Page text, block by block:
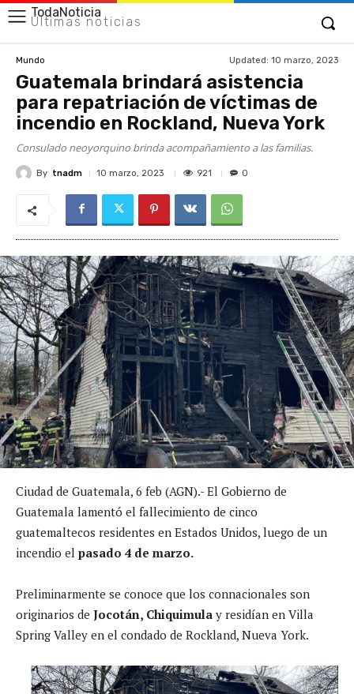
TodaNoticia
Últimas noticias
Mundo Updated: 10 marzo, 2023
Guatemala brindará asistencia
para repatriación de víctimas de
incendio en Rockland, Nueva York
Consulado neoyorquino brinda acompañamiento a las familias.
By tnadm 10 marzo, 2023 921 0
Ciudad de Guatemala, 6 feb (AGN).- El Gobierno de
Guatemala lamentó el fallecimiento de cinco
guatemaltecos residentes en Estados Unidos, luego de un
incendio el pasado 4 de marzo.
Preliminarmente se conoce que los connacionales son
originarios de Jocotán, Chiquimula y residían en Villa
Spring Valley en el condado de Rockland, Nueva York.